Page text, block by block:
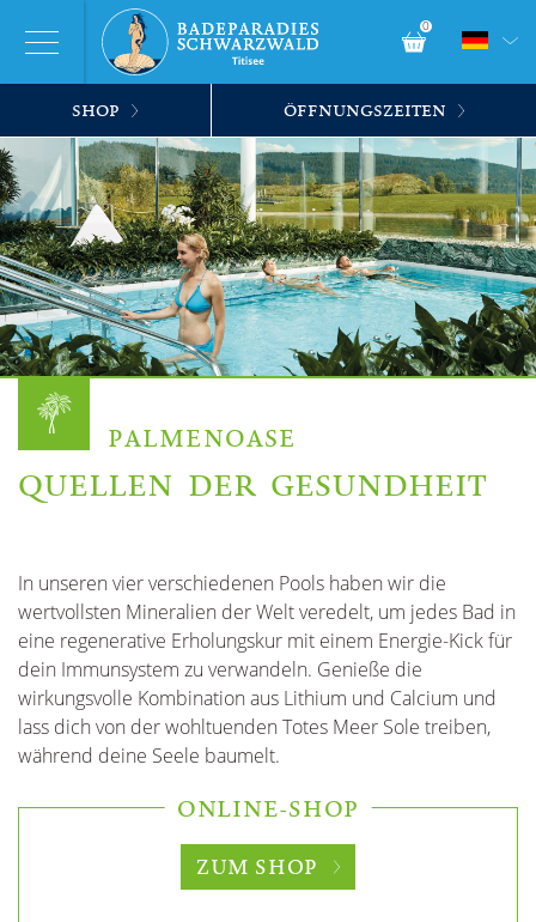
SHOP ÖFFNUNGSZEITEN
0
PALMENOASE
QUELLEN DER GESUNDHEIT
In unseren vier verschiedenen Pools haben wir die
wertvollsten Mineralien der Welt veredelt, um jedes Bad in
eine regenerative Erholungskur mit einem Energie-Kick für
dein Immunsystem zu verwandeln. Genieße die
wirkungsvolle Kombination aus Lithium und Calcium und
lass dich von der wohltuenden Totes Meer Sole treiben,
während deine Seele baumelt.
ONLINE-SHOP
ZUM SHOP